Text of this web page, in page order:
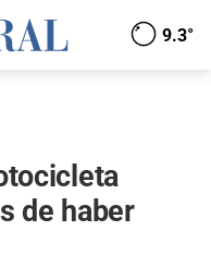
9.3°
de haber